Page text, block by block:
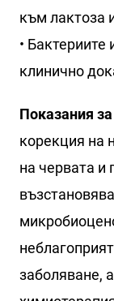
към лактоза
• Бактериите
клинично
Показания
корекция на
на червата и
заболяване,